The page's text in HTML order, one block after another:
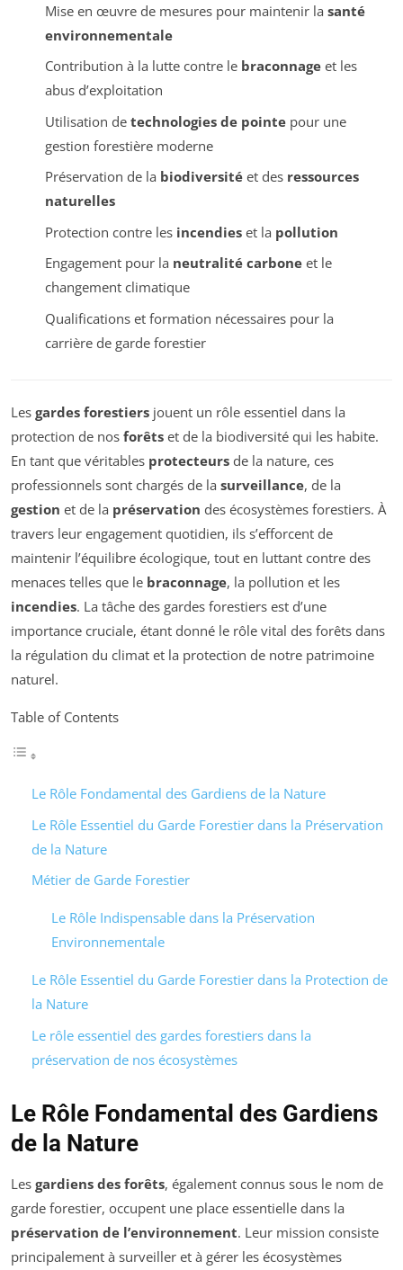
Mise en œuvre de mesures pour maintenir la santé
environnementale
Contribution à la lutte contre le braconnageet les
abus d’exploitation
Utilisation de technologies de pointepour une
gestion forestière moderne
Préservation de la biodiversitéet des ressources
naturelles
Protection contre les incendieset la pollution
Engagement pour la neutralité carboneet le
changement climatique
Qualifications et formation nécessaires pour la
carrière de garde forestier
Les gardes forestiers jouent un rôle essentiel dans la
protection de nos forêts et de la biodiversité qui les habite.
En tant que véritables protecteurs de la nature, ces
professionnels sont chargés de la surveillance, de la
gestion et de la préservation des écosystèmes forestiers. À
travers leur engagement quotidien, ils s’efforcent de
maintenir l’équilibre écologique, tout en luttant contre des
menaces telles que le braconnage, la pollution et les
incendies. La tâche des gardes forestiers est d’une
importance cruciale, étant donné le rôle vital des forêts dans
la régulation du climat et la protection de notre patrimoine
naturel.
Table of Contents
Le Rôle Fondamental des Gardiens de la Nature
Le Rôle Essentiel du Garde Forestier dans la Préservation
de la Nature
Métier de Garde Forestier
Le Rôle Indispensable dans la Préservation
Environnementale
Le Rôle Essentiel du Garde Forestier dans la Protection de
la Nature
Le rôle essentiel des gardes forestiers dans la
préservation de nos écosystèmes
Le Rôle Fondamental des Gardiens
de la Nature
Les gardiens des forêts, également connus sous le nom de
garde forestier, occupent une place essentielle dans la
préservation de l’environnement. Leur mission consiste
principalement à surveiller et à gérer les écosystèmes